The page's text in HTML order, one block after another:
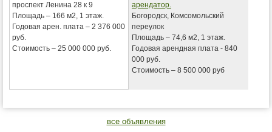
проспект Ленина 28 к 9
Площадь – 166 м2, 1 этаж.
Годовая арен. плата – 2 376 000
руб.
Стоимость – 25 000 000 руб.
арендатор.
Богородск, Комсомольский
переулок
Площадь – 74,6 м2, 1 этаж.
Годовая арендная плата - 840
000 руб.
Стоимость – 8 500 000 руб
все объявления